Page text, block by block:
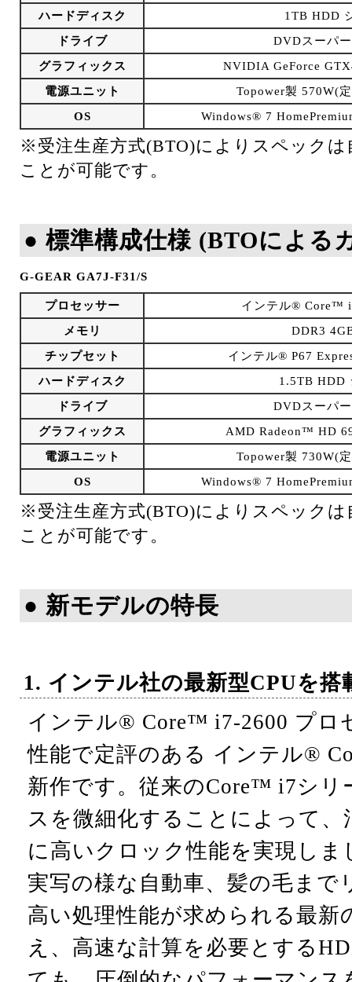
ハードディスク
1TB HDD
ドライブ
DVDスーパ
グラフィックス
NVIDIA GeForce
電源ユニット
Topower製 570W(
OS
Windows® 7
※受注生産方式(BTO)によりスペック
ことが可能です。
● 標準構成仕様 (BTOによる
G-GEAR GA7J-F31/S
プロセッサー
インテル® Core™
メモリ
DDR3
チップセット
インテル® P67
ハードディスク
1.5TB HDD
ドライブ
DVDスーパ
グラフィックス
AMD Radeon™ HD
電源ユニット
Topower製 730W(
OS
Windows® 7
※受注生産方式(BTO)によりスペック
ことが可能です。
● 新モデルの特長
1. インテル社の最新型CPUを搭
インテル® Core™ i7-2600 プロ
性能で定評のある インテル®
新作です。従来のCore™ i7シリ
スを微細化することによって
に高いクロック性能を実現しま
実写の様な自動車、髪の毛まで
高い処理性能が求められる最新
え、高速な計算を必要とする